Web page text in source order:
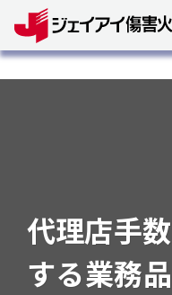
代理店手
する業務